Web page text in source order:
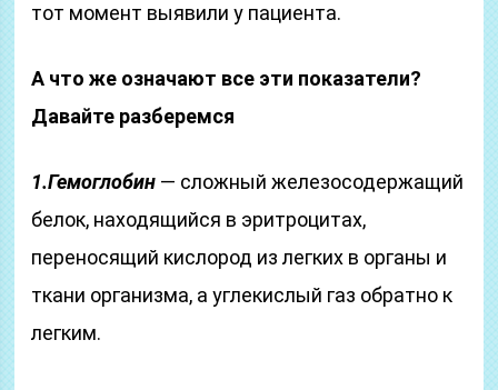
тот момент выявили у пациента.
А что же означают все эти показатели?
Давайте разберемся
1.Гемоглобин — сложный железосодержащий
белок, находящийся в эритроцитах,
переносящий кислород из легких в органы и
ткани организма, а углекислый газ обратно к
легким.